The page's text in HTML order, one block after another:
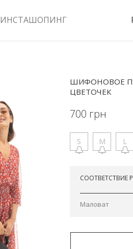
ИНСТАШОПИНГ
ШИФОНОВОЕ
ЦВЕТОЧЕК
700 грн
S M L
СООТВЕТСТВИЕ
Маловат